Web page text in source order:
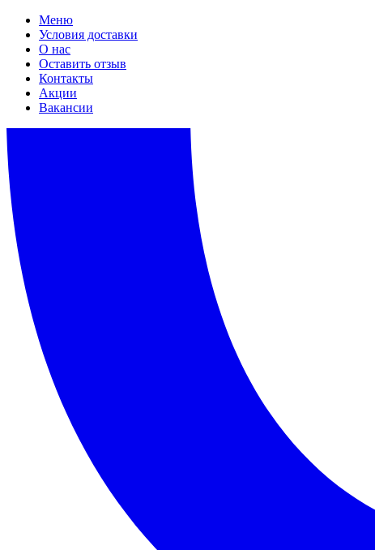
Меню
Условия доставки
О нас
Оставить отзыв
Контакты
Акции
Вакансии